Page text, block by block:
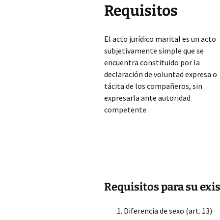
Requisitos
El acto jurídico marital es un acto
subjetivamente simple que se
encuentra constituido por la
declaración de voluntad expresa o
tácita de los compañeros, sin
expresarla ante autoridad
competente.
Requisitos para su
Diferencia de sexo (art. 13)